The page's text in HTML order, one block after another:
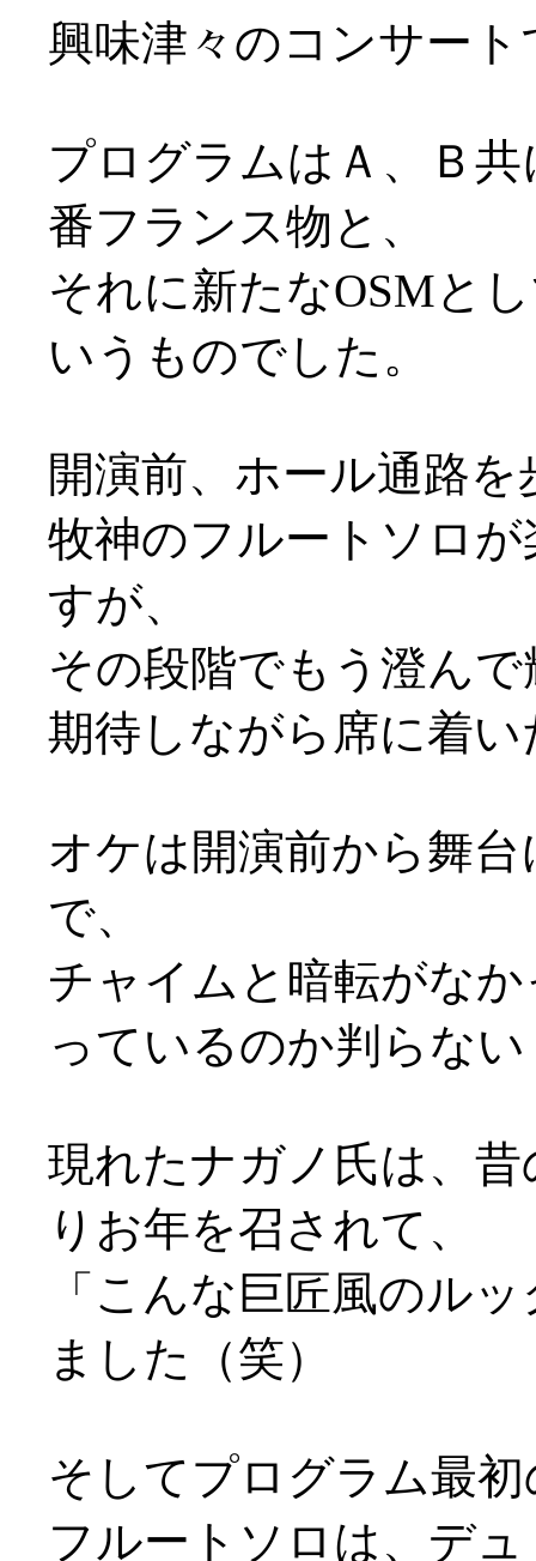
興味津々のコンサー
プログラムはＡ、Ｂ
番フランス物と、
それに新たなOSMと
いうものでした。
開演前、ホール通路
牧神のフルートソロ
すが、
その段階でもう澄ん
期待しながら席に着
オケは開演前から舞
で、
チャイムと暗転がな
っているのか判らな
現れたナガノ氏は、
りお年を召されて、
「こんな巨匠風のル
ました（笑）
そしてプログラム最
フルートソロは、デ